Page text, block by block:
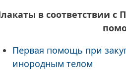
в соответствии с
Первая помощь при
инородным телом